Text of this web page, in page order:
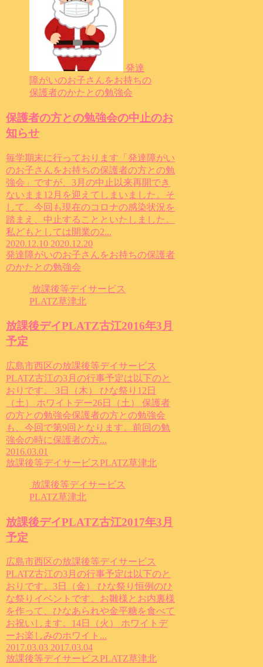
発達
障がいのお子さんをお持ちの
保護者のかたとの勉強会
保護者の方との勉強会の中止のお
知らせ
毎学期末に行っております「発達障がい
のお子さんをお持ちの保護者の方との勉
強会」ですが、3月の中止以来再開でき
ないまま12月を迎えてしまいました。そ
して、今回も現在のコロナの感染状況を
踏まえ、中止することといたしました。
私どもとしては開業の2...
2020.12.10 2020.12.20
発達障がいのお子さんをお持ちの保護者
のかたとの勉強会
放課後等デイサービス
PLATZ草津北
放課後デイPLATZ古江2016年3月
予定
広島市西区の放課後等デイサービス
PLATZ古江の3月の行事予定は以下のと
おりです。 3日（木） ひな祭り12日
（土） ホワイトデー26日（土） 保護者
の方との勉強会保護者の方との勉強会
も、今回で第9回となります。前回の勉
強会の時に保護者の方...
2016.03.01
放課後等デイサービスPLATZ草津北
放課後等デイサービス
PLATZ草津北
放課後デイPLATZ古江2017年3月
予定
広島市西区の放課後等デイサービス
PLATZ古江の3月の行事予定は以下のと
おりです。3日（金） ひな祭り恒例のひ
な祭りイベントです。お雛様とお内裏様
を作って、ひなあられや金平糖を食べて
お祝いします。14日（火） ホワイトデ
ーお楽しみのホワイト...
2017.03.03 2017.03.04
放課後等デイサービスPLATZ草津北